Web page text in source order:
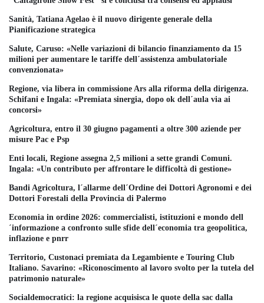
Sanità, Tatiana Agelao è il nuovo dirigente generale della
Pianificazione strategica
Salute, Caruso: «Nelle variazioni di bilancio finanziamento da 15
milioni per aumentare le tariffe dell´assistenza ambulatoriale
convenzionata»
Regione, via libera in commissione Ars alla riforma della dirigenza.
Schifani e Ingala: «Premiata sinergia, dopo ok dell´aula via ai
concorsi»
Agricoltura, entro il 30 giugno pagamenti a oltre 300 aziende per
misure Pac e Psp
Enti locali, Regione assegna 2,5 milioni a sette grandi Comuni.
Ingala: «Un contributo per affrontare le difficoltà di gestione»
Bandi Agricoltura, l´allarme dell´Ordine dei Dottori Agronomi e dei
Dottori Forestali della Provincia di Palermo
Economia in ordine 2026: commercialisti, istituzioni e mondo dell
´informazione a confronto sulle sfide dell´economia tra geopolitica,
inflazione e pnrr
Territorio, Custonaci premiata da Legambiente e Touring Club
Italiano. Savarino: «Riconoscimento al lavoro svolto per la tutela del
patrimonio naturale»
Socialdemocratici: la regione acquisisca le quote della sac dalla